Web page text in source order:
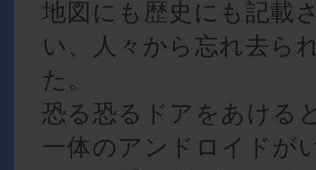
地図にも歴史にも記載
い、人々から忘れ去ら
た。
恐る恐るドアをあける
一体のアンドロイドが